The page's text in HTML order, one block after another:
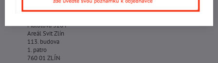
Malotova 5264
Areál Svit Zlín
113. budova
1. patro
760 01 ZLÍN